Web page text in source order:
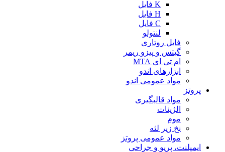
K فایل
H فایل
C فایل
لنتولو
فایل روتاری
گیتس و پیزو ریمر
ام تی ای MTA
ابزارهای اندو
مواد عمومی اندو
پروتز
مواد قالبگیری
الژینات
موم
نخ زیر لثه
مواد عمومی پروتز
ایمپلنت، پریو و جراحی